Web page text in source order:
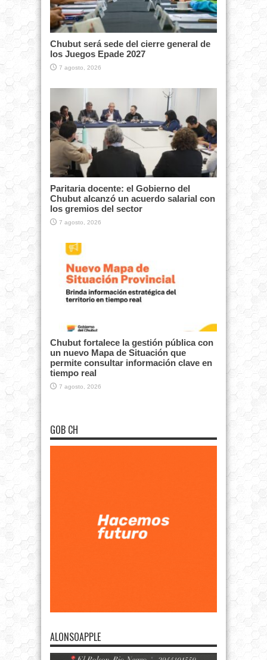
Chubut será sede del cierre general de
los Juegos Epade 2027
7 agosto, 2026
Paritaria docente: el Gobierno del
Chubut alcanzó un acuerdo salarial con
los gremios del sector
7 agosto, 2026
Chubut fortalece la gestión pública con
un nuevo Mapa de Situación que
permite consultar información clave en
tiempo real
7 agosto, 2026
GOB CH
ALONSOAPPLE